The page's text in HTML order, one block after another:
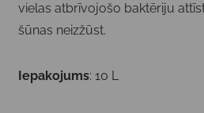
vielas atbrīvojošo baktēriju
šūnas neizžūst.
Iepakojums: 10 L